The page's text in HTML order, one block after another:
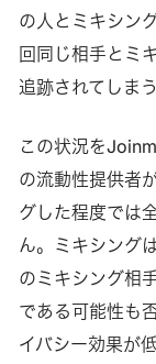
の人とミキシン
回同じ相手とミ
追跡されてしま
この状況を
の流動性提供者
グした程度では
ん。ミキシング
のミキシング相
である可能性も
イバシー効果が